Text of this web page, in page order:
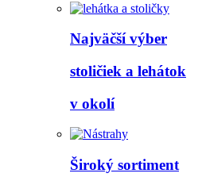
Najväčší výber
stoličiek a lehátok
v okolí
Široký sortiment